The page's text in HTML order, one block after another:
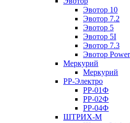
Эвотор 10
Эвотор 7.2
Эвотор 5
Эвотор 5I
Эвотор 7.3
Эвотор Power
Меркурий
Меркурий
РР-Электро
РР-01Ф
РР-02Ф
РР-04Ф
ШТРИХ-М